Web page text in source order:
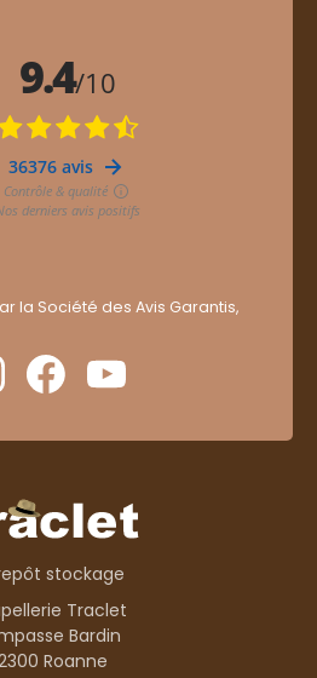
la Société des Avis Garantis,
stockage
Traclet
Bardin
Roanne